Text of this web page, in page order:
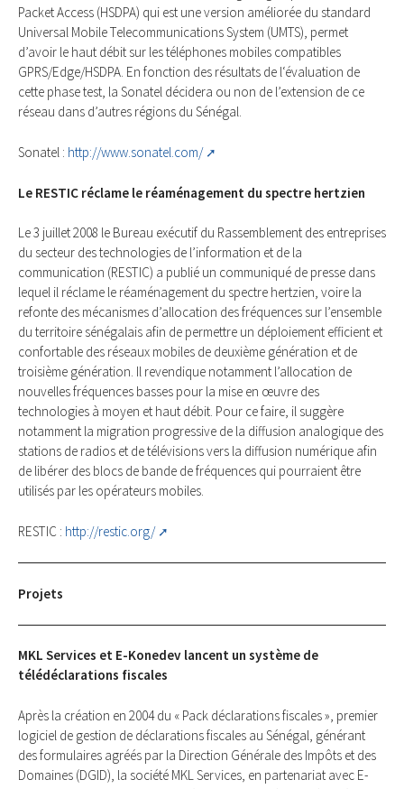
Packet Access (HSDPA) qui est une version améliorée du standard
Universal Mobile Telecommunications System (UMTS), permet
d’avoir le haut débit sur les téléphones mobiles compatibles
GPRS/Edge/HSDPA. En fonction des résultats de l‘évaluation de
cette phase test, la Sonatel décidera ou non de l’extension de ce
réseau dans d’autres régions du Sénégal.
Sonatel : http://www.sonatel.com/
Le RESTIC réclame le réaménagement du spectre hertzien
Le 3 juillet 2008 le Bureau exécutif du Rassemblement des entreprises
du secteur des technologies de l’information et de la
communication (RESTIC) a publié un communiqué de presse dans
lequel il réclame le réaménagement du spectre hertzien, voire la
refonte des mécanismes d’allocation des fréquences sur l’ensemble
du territoire sénégalais afin de permettre un déploiement efficient et
confortable des réseaux mobiles de deuxième génération et de
troisième génération. Il revendique notamment l’allocation de
nouvelles fréquences basses pour la mise en œuvre des
technologies à moyen et haut débit. Pour ce faire, il suggère
notamment la migration progressive de la diffusion analogique des
stations de radios et de télévisions vers la diffusion numérique afin
de libérer des blocs de bande de fréquences qui pourraient être
utilisés par les opérateurs mobiles.
RESTIC : http://restic.org/
Projets
MKL Services et E-Konedev lancent un système de
télédéclarations fiscales
Après la création en 2004 du « Pack déclarations fiscales », premier
logiciel de gestion de déclarations fiscales au Sénégal, générant
des formulaires agréés par la Direction Générale des Impôts et des
Domaines (DGID), la société MKL Services, en partenariat avec E-